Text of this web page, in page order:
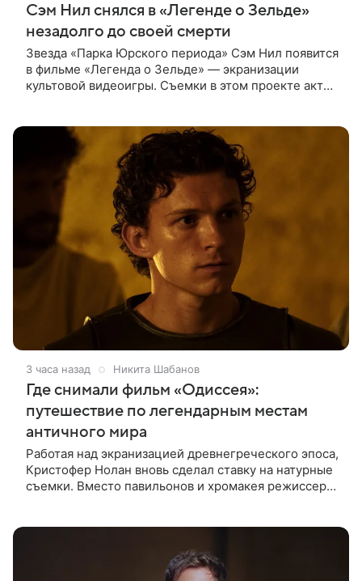
Сэм Нил снялся в «Легенде о Зельде»
незадолго до своей смерти
Звезда «Парка Юрского периода» Сэм Нил появится
в фильме «Легенда о Зельде» — экранизации
культовой видеоигры. Съемки в этом проекте актер
3 часа назад Никита Шабанов
Где снимали фильм «Одиссея»:
путешествие по легендарным местам
античного мира
Работая над экранизацией древнегреческого эпоса,
Кристофер Нолан вновь сделал ставку на натурные
съемки. Вместо павильонов и хромакея режиссер